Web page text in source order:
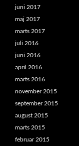
juni 2017
maj 2017
marts 2017
juli 2016
juni 2016
april 2016
marts 2016
november 2015
september 2015
august 2015
marts 2015
februar 2015